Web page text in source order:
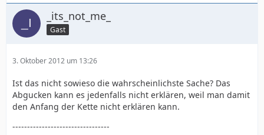
_its_not_me_
Gast
3. Oktober 2012 um 13:26
Ist das nicht sowieso die wahrscheinlichste Sache? Das
Abgucken kann es jedenfalls nicht erklären, weil man damit
den Anfang der Kette nicht erklären kann.
---------------------------------